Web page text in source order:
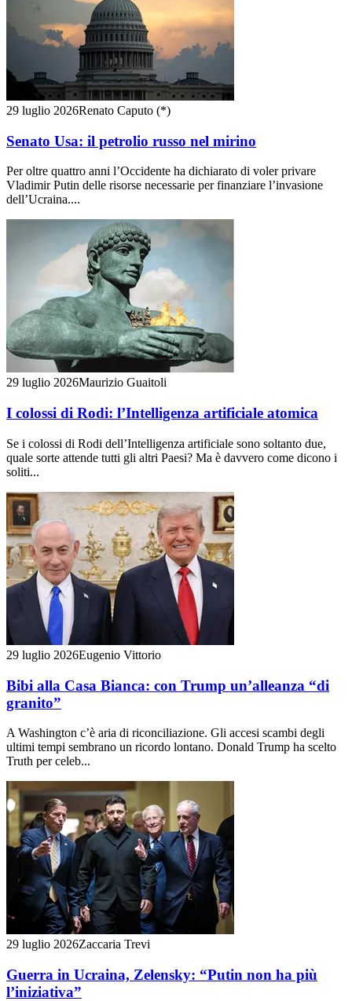
29 luglio 2026Renato Caputo (*)
Senato Usa: il petrolio russo nel mirino
Per oltre quattro anni l’Occidente ha dichiarato di voler privare
Vladimir Putin delle risorse necessarie per finanziare l’invasione
dell’Ucraina....
29 luglio 2026Maurizio Guaitoli
I colossi di Rodi: l’Intelligenza artificiale atomica
Se i colossi di Rodi dell’Intelligenza artificiale sono soltanto due,
quale sorte attende tutti gli altri Paesi? Ma è davvero come dicono i
soliti...
29 luglio 2026Eugenio Vittorio
Bibi alla Casa Bianca: con Trump un’alleanza “di
granito”
A Washington c’è aria di riconciliazione. Gli accesi scambi degli
ultimi tempi sembrano un ricordo lontano. Donald Trump ha scelto
Truth per celeb...
29 luglio 2026Zaccaria Trevi
Guerra in Ucraina, Zelensky: “Putin non ha più
l’iniziativa”